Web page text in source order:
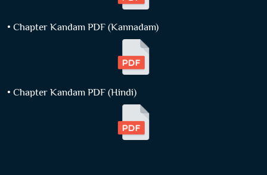
• Chapter Kandam PDF (Kannadam)
• Chapter Kandam PDF (Hindi)